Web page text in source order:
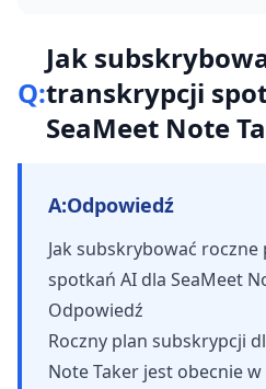
Q:
Jak
transkrypcji
SeaMeet Note
A:Odpowiedź
Jak subskrybować
spotkań AI dla SeaMeet
Odpowiedź
Roczny plan subskrypcji
Note Taker jest obecnie